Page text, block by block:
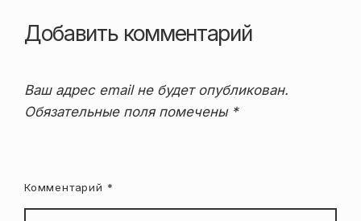
Добавить комментарий
Ваш адрес email не будет опубликован.
Обязательные поля помечены *
Комментарий *